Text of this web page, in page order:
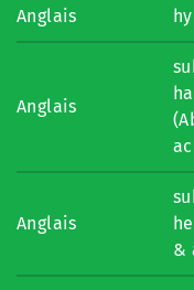
Anglais
Anglais
Anglais
&